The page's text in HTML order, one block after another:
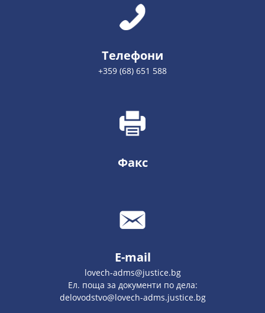
Телефони
+359 (68) 651 588
Факс
E-mail
lovech-adms@justice.bg
Ел. поща за документи по дела:
delovodstvo@lovech-adms.justice.bg